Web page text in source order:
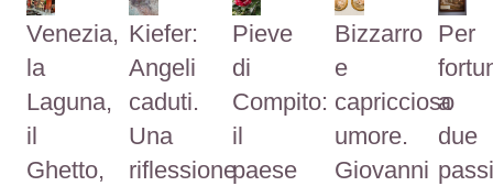
Venezia,
la
Laguna,
il
Ghetto,
Kiefer:
Angeli
caduti.
Una
riflessione
Pieve
di
Compito:
il
paese
Bizzarro
e
capriccioso
umore.
Giovanni
Per
a
due
passi